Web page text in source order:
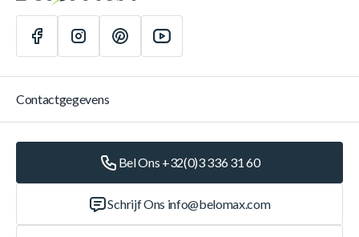
Contactgegevens
Bel Ons +32(0)3 336 31 60
Schrijf Ons info@belomax.com